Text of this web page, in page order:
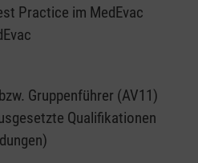
Practice im MedEvac
Gruppenführer (AV11)
Qualifikationen